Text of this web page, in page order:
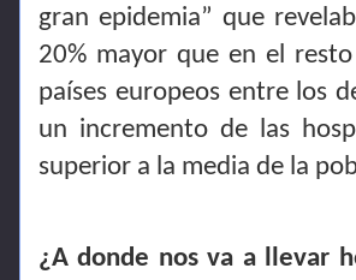
gran epidemia” que
20% mayor que en el
países europeos entre los
un incremento de las
superior a la media de la
¿A donde nos va a llevar